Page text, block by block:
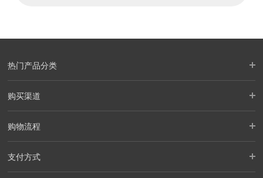
热门产品分类
购买渠道
购物流程
支付方式